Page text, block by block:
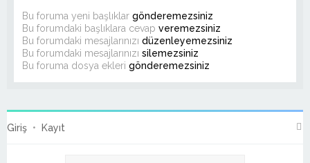
Bu foruma yeni başlıklar gönderemezsiniz
Bu forumdaki başlıklara cevap veremezsiniz
Bu forumdaki mesajlarınızı düzenleyemezsiniz
Bu forumdaki mesajlarınızı silemezsiniz
Bu foruma dosya ekleri gönderemezsiniz
Giriş • Kayıt